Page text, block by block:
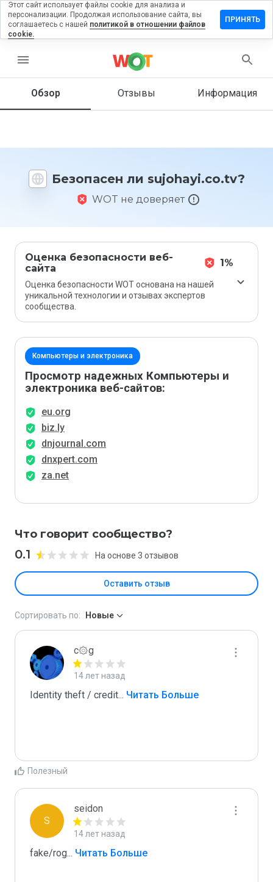
menu
Обзор Отзывы Информация
Безопасен ли sujohayi.co.tv?
WOT не доверяет
Оценка безопасности веб-
сайта
1%
Оценка безопасности WOT основана на нашей
уникальной технологии и отзывах экспертов
сообщества.
Компьютеры и электроника
Просмотр надежных Компьютеры и
электроника веб-сайтов:
eu.org
biz.ly
dnjournal.com
dnxpert.com
za.net
Что говорит сообщество?
0.1 На основе 3 отзывов
Оставить отзыв
на
Как бы
этот
1 до 5?
Сортировать по: Новые
c۞g
14 лет назад
Identity theft / credit... Читать Больше
Полезный
S
seidon
14 лет назад
fake/rog... Читать Больше
Этот сайт использует файлы cookie для анализа и
персонализации. Продолжая использование сайта, вы
соглашаетесь с нашей политикой в отношении файлов
cookie.
ПРИНЯТЬ